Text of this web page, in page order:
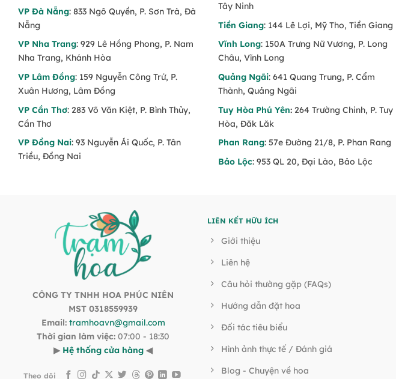
VP Đà Nẵng: 833 Ngô Quyền, P. Sơn Trà, Đà
Nẵng
VP Nha Trang: 929 Lê Hồng Phong, P. Nam
Nha Trang, Khánh Hòa
VP Lâm Đồng: 159 Nguyễn Công Trứ, P.
Xuân Hương, Lâm Đồng
VP Cần Thơ: 283 Võ Văn Kiệt, P. Bình Thủy,
Cần Thơ
VP Đồng Nai: 93 Nguyễn Ái Quốc, P. Tân
Triều, Đồng Nai
Tây Ninh
Tiền Giang: 144 Lê Lợi, Mỹ Tho, Tiền Giang
Vĩnh Long: 150A Trưng Nữ Vương, P. Long
Châu, Vĩnh Long
Quảng Ngãi: 641 Quang Trung, P. Cẩm
Thành, Quảng Ngãi
Tuy Hòa Phú Yên: 264 Trường Chinh, P. Tuy
Hòa, Đăk Lăk
Phan Rang: 57e Đường 21/8, P. Phan Rang
Bảo Lộc: 953 QL 20, Đại Lào, Bảo Lộc
CÔNG TY TNHH HOA PHÚC NIÊN
MST 0318559939
Email: tramhoavn@gmail.com
Thời gian làm việc:07:00 - 18:30
▶ Hệ thống cửa hàng ◀
Theo dõi
LIÊN KẾT HỮU ÍCH
Giới thiệu
Liên hệ
Câu hỏi thường gặp (FAQs)
Hướng dẫn đặt hoa
Đối tác tiêu biểu
Hình ảnh thực tế / Đánh giá
Blog - Chuyện về hoa